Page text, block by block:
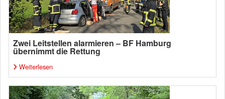
Zwei Leitstellen alarmieren – BF Hamburg
übernimmt die Rettung
Weiterlesen